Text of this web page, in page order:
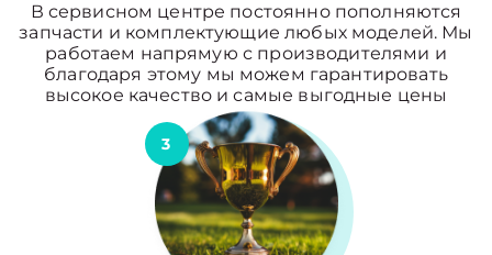
В сервисном центре постоянно пополняются
запчасти и комплектующие любых моделей. Мы
работаем напрямую с производителями и
благодаря этому мы можем гарантировать
высокое качество и самые выгодные цены
3